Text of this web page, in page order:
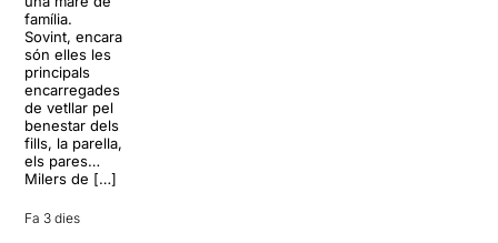
família.
Sovint, encara
són elles les
principals
encarregades
de vetllar pel
benestar dels
fills, la parella,
els pares…
Milers de […]
Fa 3 dies